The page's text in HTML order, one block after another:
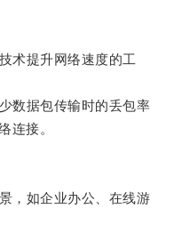
提升网络速度的工
据包传输时的丢包率
连接。
如企业办公、在线游